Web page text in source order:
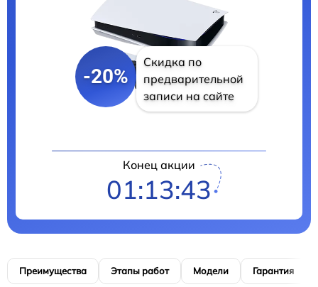
-20%
Скидка по
предварительной
записи на сайте
Конец акции
01:13:42
Преимущества Этапы работ Модели Гарантия